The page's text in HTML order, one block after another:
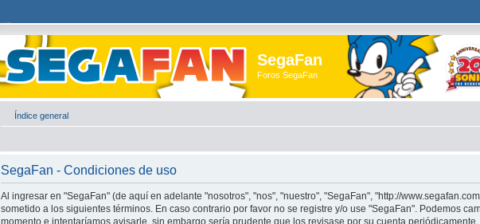
SegaFan
Foros SegaFan
Índice general
SegaFan - Condiciones de uso
Al ingresar en "SegaFan" (de aquí en adelante "nosotros", "nos", "nuestro", "SegaFan", "http://
sometido a los siguientes términos. En caso contrario por favor no se registre y/o use "SegaFan". Podemos
momento e intentaríamos avisarle, sin embargo sería prudente que los revisase por su cuenta